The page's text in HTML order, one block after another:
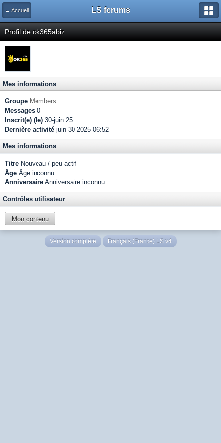
← Accueil LS forums
Profil de ok365abiz
Mes informations
Groupe Members
Messages 0
Inscrit(e) (le) 30-juin 25
Dernière activité juin 30 2025 06:52
Mes informations
Titre Nouveau / peu actif
Âge Âge inconnu
Anniversaire Anniversaire inconnu
Contrôles utilisateur
Mon contenu
Version complète Français (France) LS v4